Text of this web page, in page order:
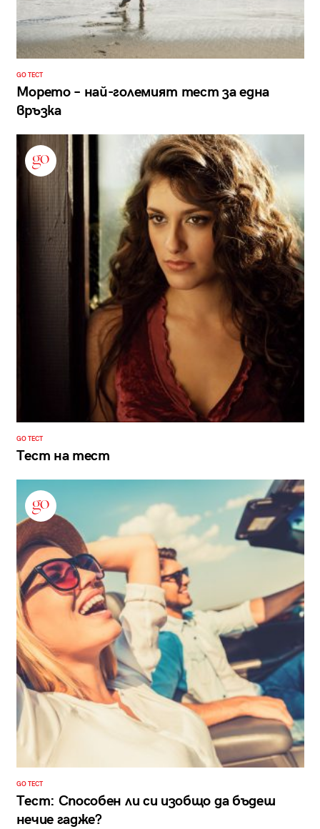
GO ТЕСТ
Морето – най-големият тест за една
връзка
GO ТЕСТ
Тест на тест
GO ТЕСТ
Тест: Способен ли си изобщо да бъдеш
нечие гадже?